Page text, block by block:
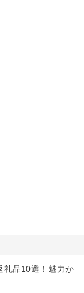
礼品10選！魅力か